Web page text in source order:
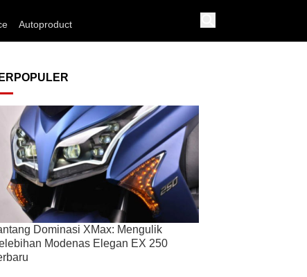
Autoproduct
Dominasi XMax: Mengulik
Modenas Elegan EX 250